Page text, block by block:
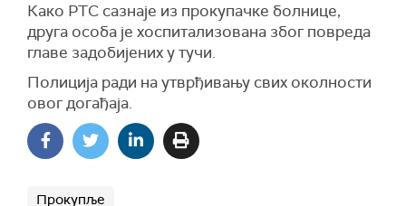
Како РТС сазнаје из прокупачке болнице,
друга особа је хоспитализована због повреда
главе задобијених у тучи.
Полиција ради на утврђивању свих околности
овог догађаја.
Прокупље